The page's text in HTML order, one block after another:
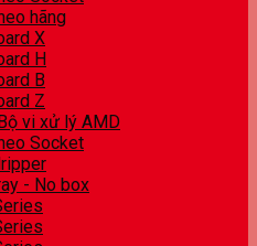
hãng
X
H
B
Z
vi xử lý AMD
Socket
- No box